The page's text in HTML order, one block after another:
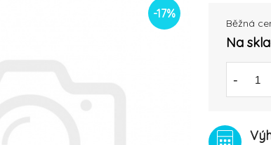
-17%
Běžná
Na
-